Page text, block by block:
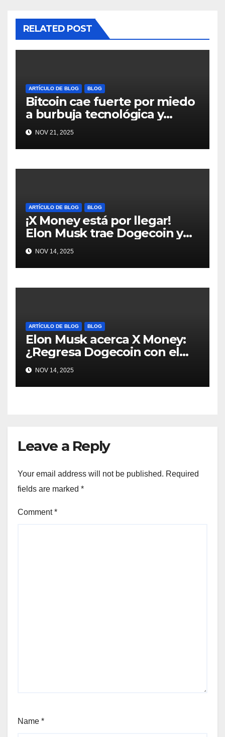
RELATED POST
ARTÍCULO DE BLOG BLOG
Bitcoin cae fuerte por miedo
a burbuja tecnológica y
nervios en AI #crypto
#Bitcoin
NOV 21, 2025
ARTÍCULO DE BLOG BLOG
¡X Money está por llegar!
Elon Musk trae Dogecoin y
más al mundo de pagos
#Crypto #Dogecoin
NOV 14, 2025
ARTÍCULO DE BLOG BLOG
Elon Musk acerca X Money:
¿Regresa Dogecoin con el
nuevo pago nativo? #Cripto
#Dogecoin
NOV 14, 2025
Leave a Reply
Your email address will not be published. Required
fields are marked *
Comment*
Name *